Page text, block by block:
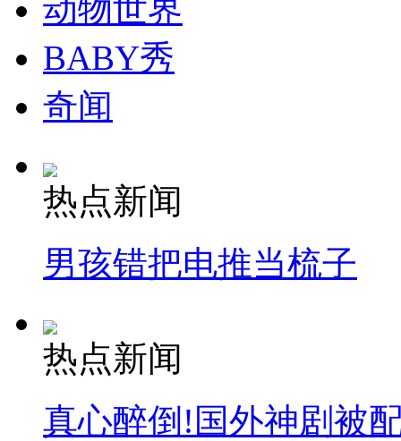
动物世界
BABY秀
奇闻
热点新闻
男孩错把电推当梳子
热点新闻
真心醉倒!国外神剧被